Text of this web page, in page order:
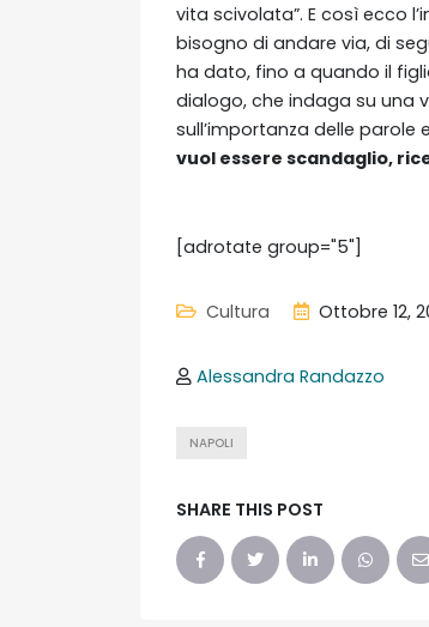
vita scivolata”. E così ecco
bisogno di andare via, di
ha dato, fino a quando il
dialogo, che indaga su una
sull’importanza delle parole
vuol essere scandaglio,
[adrotate group="5"]
Cultura Ottobre 12,
Alessandra Randazzo
NAPOLI
SHARE THIS POST